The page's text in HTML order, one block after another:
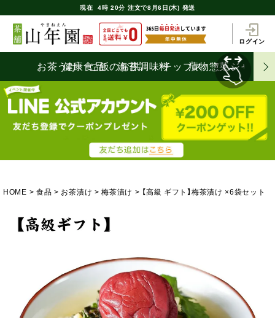
現在 4時 20分 注文で8月6日(木) 発送
ログイン
お茶うけ健康食品ご飯のお供
海苔調味料チップス
漬物惣菜ジャム
HOME 食品 お茶漬け 梅茶漬け 【高級 ギフト】梅茶漬け ×6袋セット